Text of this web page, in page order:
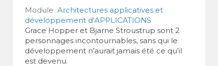
Module Architectures applicatives et
développement d’APPLICATIONS
Grace Hopper et Bjarne Stroustrup sont 2
personnages incontournables, sans qui le
développement n’aurait jamais été ce qu’il
est devenu.